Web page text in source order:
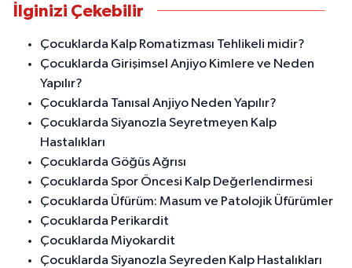
İlginizi Çekebilir
Çocuklarda Kalp Romatizması Tehlikeli midir?
Çocuklarda Girişimsel Anjiyo Kimlere ve Neden
Yapılır?
Çocuklarda Tanısal Anjiyo Neden Yapılır?
Çocuklarda Siyanozla Seyretmeyen Kalp
Hastalıkları
Çocuklarda Göğüs Ağrısı
Çocuklarda Spor Öncesi Kalp Değerlendirmesi
Çocuklarda Üfürüm: Masum ve Patolojik Üfürümler
Çocuklarda Perikardit
Çocuklarda Miyokardit
Çocuklarda Siyanozla Seyreden Kalp Hastalıkları